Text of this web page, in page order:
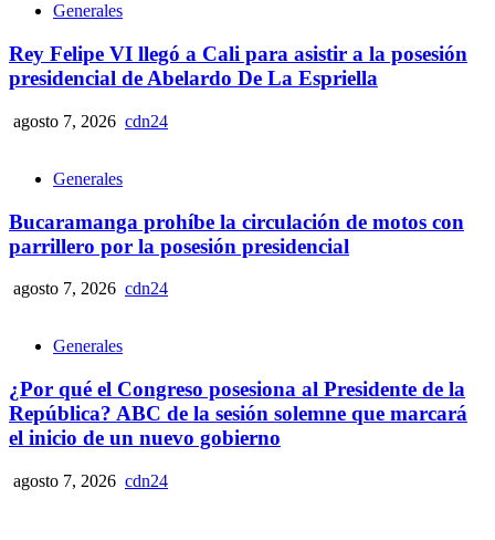
Generales
Rey Felipe VI llegó a Cali para asistir a la posesión
presidencial de Abelardo De La Espriella
agosto 7, 2026 cdn24
Generales
Bucaramanga prohíbe la circulación de motos con
parrillero por la posesión presidencial
agosto 7, 2026 cdn24
Generales
¿Por qué el Congreso posesiona al Presidente de la
República? ABC de la sesión solemne que marcará
el inicio de un nuevo gobierno
agosto 7, 2026 cdn24